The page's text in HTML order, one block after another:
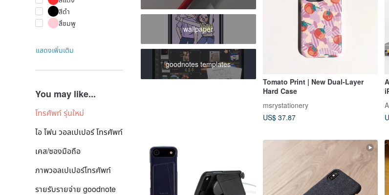
สีดำ
สึชมพู
แสดงเพิ่มเติม
You may like...
โทรศัพท์ รุ่นใหม่
ไอ โฟน วอลเปเปอร์ โทรศัพท์
เคส/ซองมือถือ
ภาพวอลเปเปอร์โทรศัพท์
รายรับรายจ่าย goodnote
wallpaper
goodnotes templates
Tomato Print | New Dual-Layer
Hard Case
msrystationery
US$ 37.87